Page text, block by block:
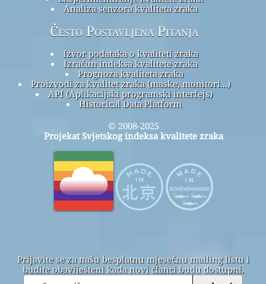
Analiza senzora kvaliteta zraka
Često Postavljena Pitanja
Izvor podataka o kvaliteti zraka
Izračun indeksa kvalitete zraka
Prognoza kvaliteta zraka
Proizvodi za kvalitet zraka (maske, monitori...)
API (Aplikacijski programski interfejs)
Historical Data Platform
© 2008-2025
Projekat Svjetskog indeksa kvalitete zraka
Prijavite se za našu besplatnu mjesečnu mailing listu i
budite obaviješteni kada novi članci budu dostupni.